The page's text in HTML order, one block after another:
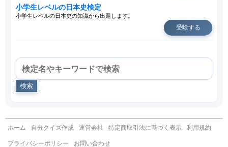
小学生レベルの日本史検定
小学生レベルの日本史の知識から出題します。
受験する
検索
ホーム 自分クイズ作成 運営会社 特定商取引法に基づく表示 利用規約
プライバシーポリシー お問い合わせ